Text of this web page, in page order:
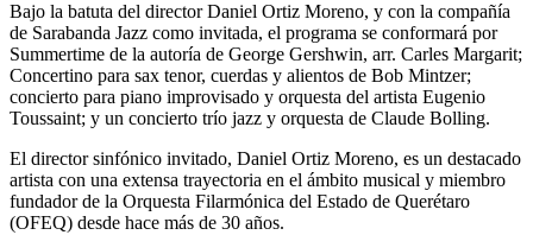
Bajo la batuta del director Daniel Ortiz Moreno, y con la compañía
de Sarabanda Jazz como invitada, el programa se conformará por
Summertime de la autoría de George Gershwin, arr. Carles Margarit;
Concertino para sax tenor, cuerdas y alientos de Bob Mintzer;
concierto para piano improvisado y orquesta del artista Eugenio
Toussaint; y un concierto trío jazz y orquesta de Claude Bolling.
El director sinfónico invitado, Daniel Ortiz Moreno, es un destacado
artista con una extensa trayectoria en el ámbito musical y miembro
fundador de la Orquesta Filarmónica del Estado de Querétaro
(OFEQ) desde hace más de 30 años.